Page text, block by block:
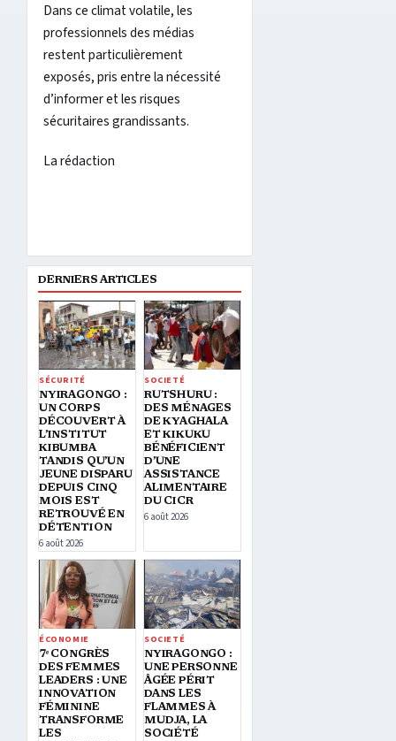
Dans ce climat volatile, les
professionnels des médias
restent particulièrement
exposés, pris entre la nécessité
d’informer et les risques
sécuritaires grandissants.
La rédaction
DERNIERS ARTICLES
SÉCURITÉ
NYIRAGONGO :
UN CORPS
DÉCOUVERT À
L’INSTITUT
KIBUMBA
TANDIS QU’UN
JEUNE DISPARU
DEPUIS CINQ
MOIS EST
RETROUVÉ EN
DÉTENTION
6 août 2026
SOCIETÉ
RUTSHURU :
DES MÉNAGES
DE KYAGHALA
ET KIKUKU
BÉNÉFICIENT
D’UNE
ASSISTANCE
ALIMENTAIRE
DU CICR
6 août 2026
ÉCONOMIE
7ᵉ CONGRÈS
DES FEMMES
LEADERS : UNE
INNOVATION
FÉMININE
TRANSFORME
LES
SOCIETÉ
NYIRAGONGO :
UNE PERSONNE
ÂGÉE PÉRIT
DANS LES
FLAMMES À
MUDJA, LA
SOCIÉTÉ